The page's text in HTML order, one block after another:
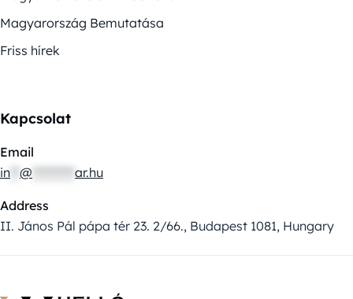
Magyarország Bemutatása
Friss hírek
Kapcsolat
Email
in @ ar.hu
Address
II. János Pál pápa tér 23. 2/66., Budapest 1081, Hungary